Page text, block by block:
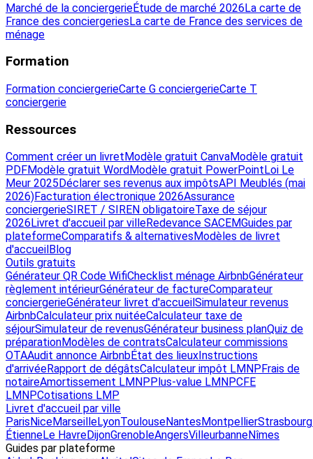
Marché de la conciergerieÉtude de marché 2026La carte de
France des conciergeriesLa carte de France des services de
ménage
Formation
Formation conciergerieCarte G conciergerieCarte T
conciergerie
Ressources
Comment créer un livret Modèle gratuit CanvaModèle gratuit
PDFModèle gratuit Word Modèle gratuit PowerPoint Loi Le
Meur 2025 Déclarer ses revenus aux impôtsAPI Meublés (mai
2026)Facturation électronique 2026Assurance
conciergerieSIRET / SIREN obligatoireTaxe de séjour
2026 Livret d'accueil par villeRedevance SACEMGuides par
plateformeComparatifs & alternatives Modèles de livret
d'accueil Blog
Outils gratuits
Générateur QR Code WifiChecklist ménage AirbnbGénérateur
règlement intérieurGénérateur de factureComparateur
conciergerieGénérateur livret d'accueil Simulateur revenus
AirbnbCalculateur prix nuitéeCalculateur taxe de
séjourSimulateur de revenusGénérateur business planQuiz de
préparationModèles de contratsCalculateur commissions
OTAAudit annonce AirbnbÉtat des lieux Instructions
d'arrivéeRapport de dégâtsCalculateur impôt LMNPFrais de
notaireAmortissement LMNPPlus-value LMNPCFE
LMNPCotisations LMP
Livret d'accueil par ville
Paris NiceMarseilleLyonToulouseNantes MontpellierStrasbourg
ÉtienneLe HavreDijonGrenobleAngersVilleurbanneNîmes
Guides par plateforme